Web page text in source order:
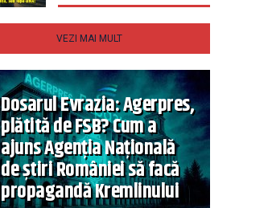
VEZI MAI MULT
Dosarul Evrazia: Agerpres,
plătită de FSB? Cum a
ajuns Agenția Națională
de știri României să facă
propagandă Kremlinului